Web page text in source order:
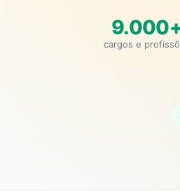
cargos e